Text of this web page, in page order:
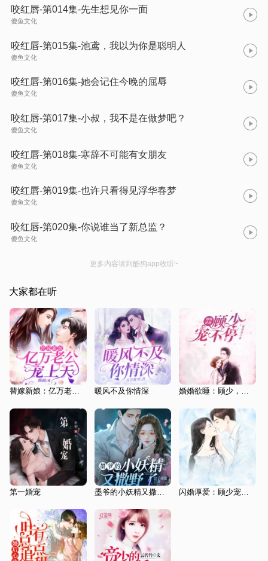
咬红唇-第014集-先生想见你一面
傻鱼文化
咬红唇-第015集-池鸢，我以为你是聪明人
傻鱼文化
咬红唇-第016集-她会记住今晚的屈辱
傻鱼文化
咬红唇-第017集-小叔，我不是在做梦吧？
傻鱼文化
咬红唇-第018集-寒辞不可能有女朋友
傻鱼文化
咬红唇-第019集-也许只看得见浮华春梦
傻鱼文化
咬红唇-第020集-你说谁当了新总监？
傻鱼文化
更多内容请到酷狗app收听~
大家都在听
替嫁新娘：亿万老公宠上天|多人爆款有声剧 暖风不及你情深 婚婚欲睡：顾少，轻一点
第一婚宠 墨爷的小妖精又撒野了|多人有声剧 闪婚厚爱：顾少宠妻入骨